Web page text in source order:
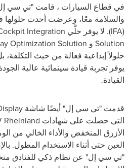
في قطاع السيارات ، قامت "تي سي
والسلامة معًا، وعرضت أحدث
(
IFA). لا يوفر حلَّي Integration
Solution و Optimization Solution
حلولاً إبداعية فعالة من حيث التكلفة،
يوفر تجربة قيادة سينمائية عالية
القيادة.
قدمت "تي سي إل" أيضًا شاشة
التي حصلت على شهادات Rheinland
الأزرق المنخفض والأداء الخالي من
العين حتى أثناء الاستخدام المطول.
"تي سي إل" عن نظام ذكي للفنادق